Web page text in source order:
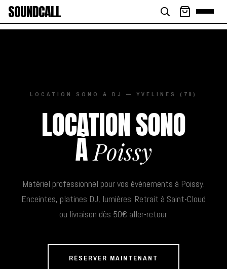
SOUNDCALL
LOCATION SONO & DJ — YVELINES (78)
LOCATION SONO
ÀPoissy
Matériel professionnel pour vos événements à Poissy.
Enceintes, platines DJ, lumières. Retrait à Saint-Cloud
ou livraison dès 50€ aller-retour.
RÉSERVER MAINTENANT